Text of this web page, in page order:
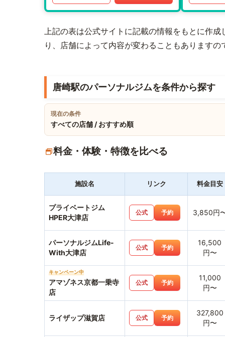
上記の表は公式サイトに記載の情報をもとに作
り、店舗によって内容が変わることもあります
唐崎駅のパーソナルジムを条件から探す
現在の条件
すべての店舗 / おすすめ順
料金・体験・特徴を比べる
施設名 リンク 料金目安
プライベートジム
HPER大津店
公式 予約 3,850円
パーソナルジムLife-
With大津店
公式 予約
16,500
円〜
キャンペーン中
アマゾネス京都一乗寺
店
公式 予約
11,000
円〜
ライザップ滋賀店 公式 予約
327,800
円〜